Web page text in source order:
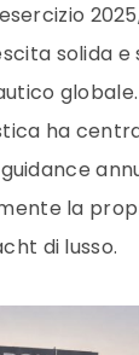
solida e
ha
la
di lusso.